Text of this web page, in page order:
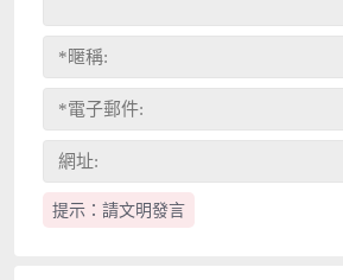
提示：請文明發言